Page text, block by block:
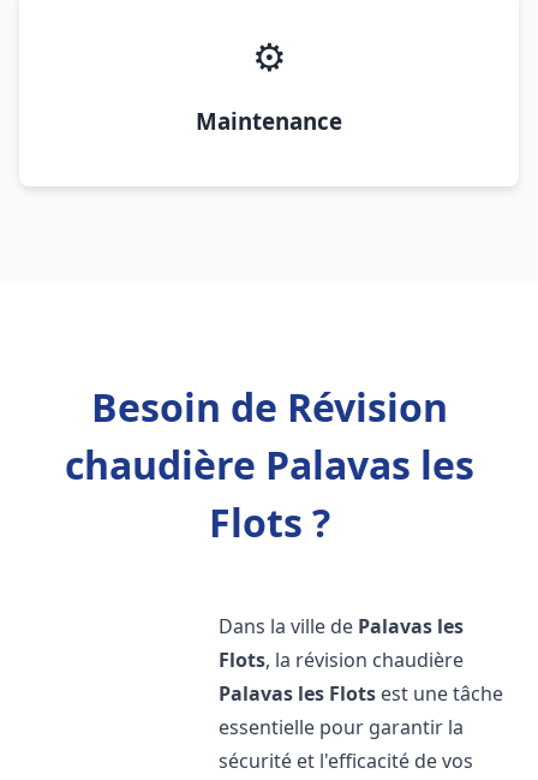
⚙️
Maintenance
Besoin de Révision
chaudière Palavas les
Flots ?
Dans la ville de Palavas les
Flots, la révision chaudière
Palavas les Flots est une tâche
essentielle pour garantir la
sécurité et l'efficacité de vos